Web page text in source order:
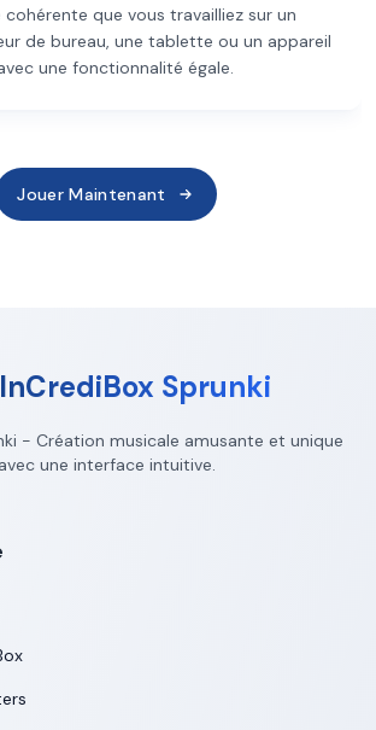
que vous travailliez sur un
de bureau, une tablette ou un appareil
une fonctionnalité égale.
Jouer Maintenant
InCrediBox Sprunki
- Création musicale amusante et unique
avec une interface intuitive.